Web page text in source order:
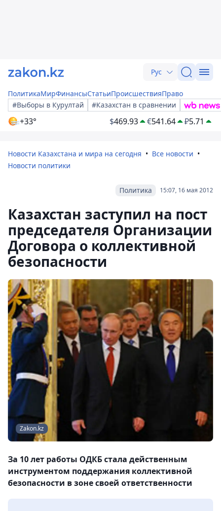
Рус
ПолитикаМирФинансыСтатьиПроисшествияПраво
#Выборы в Курултай
#Казахстан в сравнении
+33° $469.93 €541.64 ₽5.71
Новости Казахстана и мира на сегодня
Все новости
Новости политики
15:07, 16 мая 2012
Политика
Казахстан заступил на пост
председателя Организации
Договора о коллективной
безопасности
Zakon.kz
За 10 лет работы ОДКБ стала действенным
инструментом поддержания коллективной
безопасности в зоне своей ответственности